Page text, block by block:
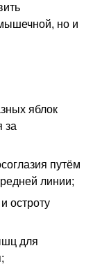
но и
яблок
за
путём
линии;
остроту
для